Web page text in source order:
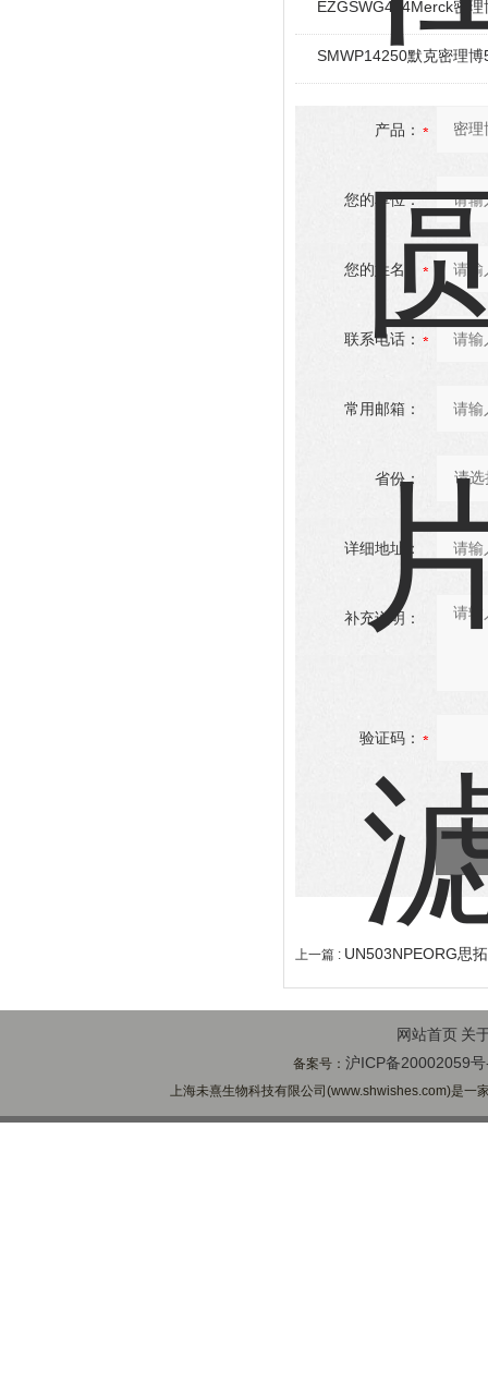
EZGSWG474Merck密
SMWP14250默克密理
产品：
您的单位：
您的姓名：
联系电话：
常用邮箱：
省份：
详细地址：
补充说明：
验证码：
上一篇 : UN503NPEORG思
网站首页 关
备案号：沪ICP备20002059
上海未熹生物科技有限公司(www.shwishes.com)是一